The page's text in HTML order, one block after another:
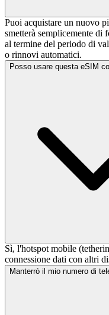
Puoi acquistare un nuovo
smetterà semplicemente
al termine del periodo di
o rinnovi automatici.
Posso usare questa eSIM
Sì, l'hotspot mobile
connessione dati con altri
Manterrò il mio numero di